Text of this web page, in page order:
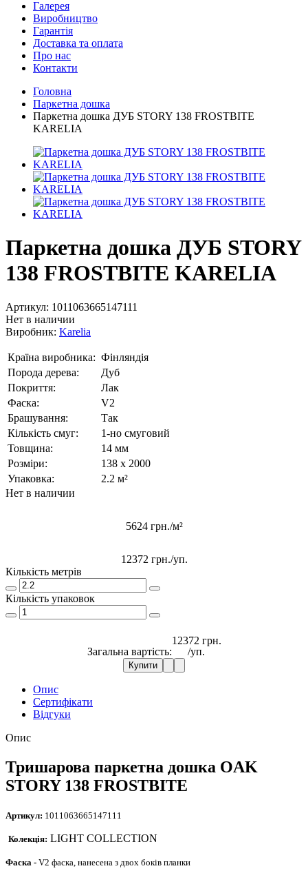
Галерея
Виробництво
Гарантія
Доставка та оплата
Про нас
Контакти
Головна
Паркетна дошка
Паркетна дошка ДУБ STORY 138 FROSTBITE
KARELIA
Паркетна дошка ДУБ STORY
138 FROSTBITE KARELIA
Артикул: 1011063665147111
Нет в наличии
Виробник: Karelia
Країна виробника: Фінляндія
Порода дерева:
Дуб
Покриття:
Лак
Фаска:
V2
Брашування:
Так
Кількість смуг:
1-но смуговий
Товщина:
14 мм
Розміри:
138 x 2000
Упаковка:
2.2 м²
Нет в наличии
5624 грн./м²
12372 грн./уп.
Кількість метрів
Кількість упаковок
Загальна вартість:
12372 грн.
/уп.
Купити
Опис
Сертифікати
Відгуки
Опис
Тришарова паркетна дошка OAK
STORY 138 FROSTBITE
Артикул: 1011063665147111
Колекція: LIGHT COLLECTION
Фаска - V2 фаска, нанесена з двох боків планки